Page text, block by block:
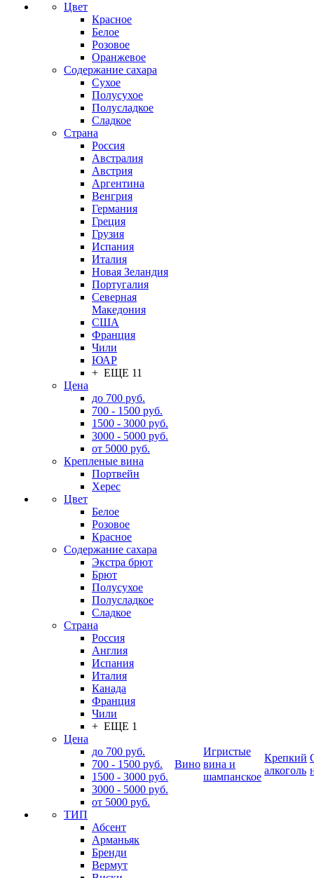
Цвет
Красное
Белое
Розовое
Оранжевое
Содержание сахара
Сухое
Полусухое
Полусладкое
Сладкое
Страна
Россия
Австралия
Австрия
Аргентина
Венгрия
Германия
Греция
Грузия
Испания
Италия
Новая Зеландия
Португалия
Северная
Македония
США
Франция
Чили
ЮАР
+ ЕЩЕ 11
Цена
до 700 руб.
700 - 1500 руб.
1500 - 3000 руб.
3000 - 5000 руб.
от 5000 руб.
Крепленые вина
Портвейн
Херес
Цвет
Белое
Розовое
Красное
Содержание сахара
Экстра брют
Брют
Полусухое
Полусладкое
Сладкое
Страна
Россия
Англия
Испания
Италия
Канада
Франция
Чили
+ ЕЩЕ 1
Цена
до 700 руб.
700 - 1500 руб.
1500 - 3000 руб.
3000 - 5000 руб.
от 5000 руб.
ТИП
Абсент
Арманьяк
Бренди
Вермут
Вино
Игристые
вина и
шампанское
Крепкий
алкоголь